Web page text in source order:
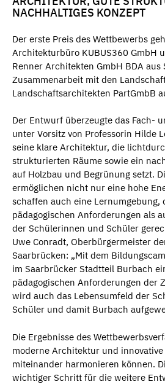
NACHHALTIGES KONZEPT
Der erste Preis des Wettbewerbs
Architekturbüro KUBUS360 GmbH
Renner Architekten GmbH BDA aus
Zusammenarbeit mit den
Landschaftsarchitekten PartGmbB
Der Entwurf überzeugte das Fach-
unter Vorsitz von Professorin Hilde
seine klare Architektur, die
strukturierten Räume sowie ein
auf Holzbau und Begrünung setzt.
ermöglichen nicht nur eine hohe
schaffen auch eine Lernumgebung,
pädagogischen Anforderungen als
der Schülerinnen und Schüler
Uwe Conradt, Oberbürgermeister
Saarbrücken: „Mit dem
im Saarbrücker Stadtteil Burbach
pädagogischen Anforderungen der
wird auch das Lebensumfeld der
Schüler und damit Burbach
Die Ergebnisse des
moderne Architektur und
miteinander harmonieren können.
wichtiger Schritt für die weitere